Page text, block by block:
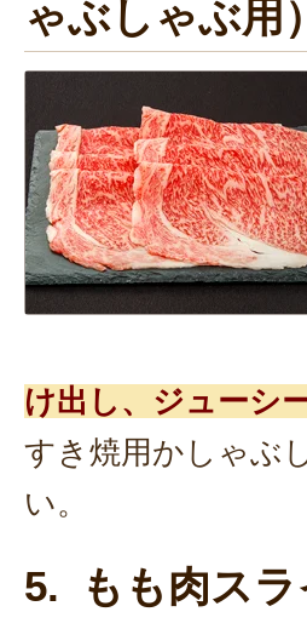
ゃぶしゃぶ用）
け出し、ジューシ
すき焼用かしゃぶ
い。
5. もも肉スラ